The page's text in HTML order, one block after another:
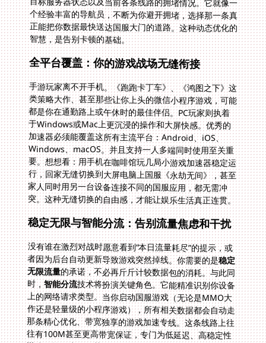
智慧，是告别卡顿的基础。
全平台覆盖：你的游戏战场无缝衔接
手游玩家离不开手机。《跑跑卡丁车》、《鸿图之下》这
类策略大作、甚至那些让你上头的微信小程序游戏，可能
都是你在通勤路上或午休时的最佳伴侣。PC玩家则执着
于Windows或Mac上更沉浸的操作和大屏快感。优秀的
加速器必须能覆盖这所有主流平台：Android、iOS、
Windows、macOS。并且支持一人多端同时使用至关重
要。想想看：用手机在咖啡馆玩几局小游戏加速器稳定运
行，回家无缝切换到大屏电脑上国服《永劫无间》，甚至
家人同时用另一台设备连接不同的国服应用，都无需冲
突。这种无缝切换的自由感，才能让娱乐生活真正连贯。
稳定无限与智能分流：告别流量焦虑和干扰
没有谁在激烈对战时愿意看到“本日流量耗尽”的提示，或
者因为后台自动更新导致游戏突然掉线。你需要的是稳定
无限流量的承诺，不必再斤斤计较数据包的消耗。与此同
时，智能分流技术将扮演关键角色。它能精准识别你设备
上的网络请求类型。当你启动国服游戏（无论是MMO大
作还是轻量级的小程序游戏），所有相关数据都会自动走
那条精心优化、带宽独享的游戏加速专线。这条线路上往
往有100M甚至更高带宽保证，专门为低延迟、高稳定性
游戏传输而生。而其他应用，比如打开腾讯视频追国产
剧、浏览国内新闻网站、或更新应用软件，会被智能地引
导到普通国际线路。这样，游戏数据和应用数据各行其